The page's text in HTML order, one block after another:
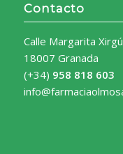
Contacto
Calle Margarita
18007 Granada
(+34) 958 818 603